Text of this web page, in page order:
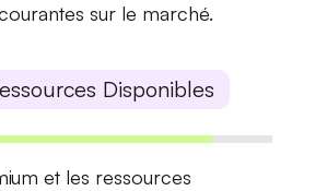
sur le marché.
Disponibles
et les ressources